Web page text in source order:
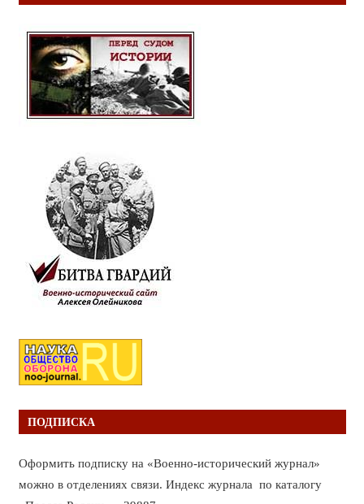
ПОДПИСКА
Оформить подписку на «Военно-исторический журнал»
можно в отделениях связи. Индекс журнала по каталогу